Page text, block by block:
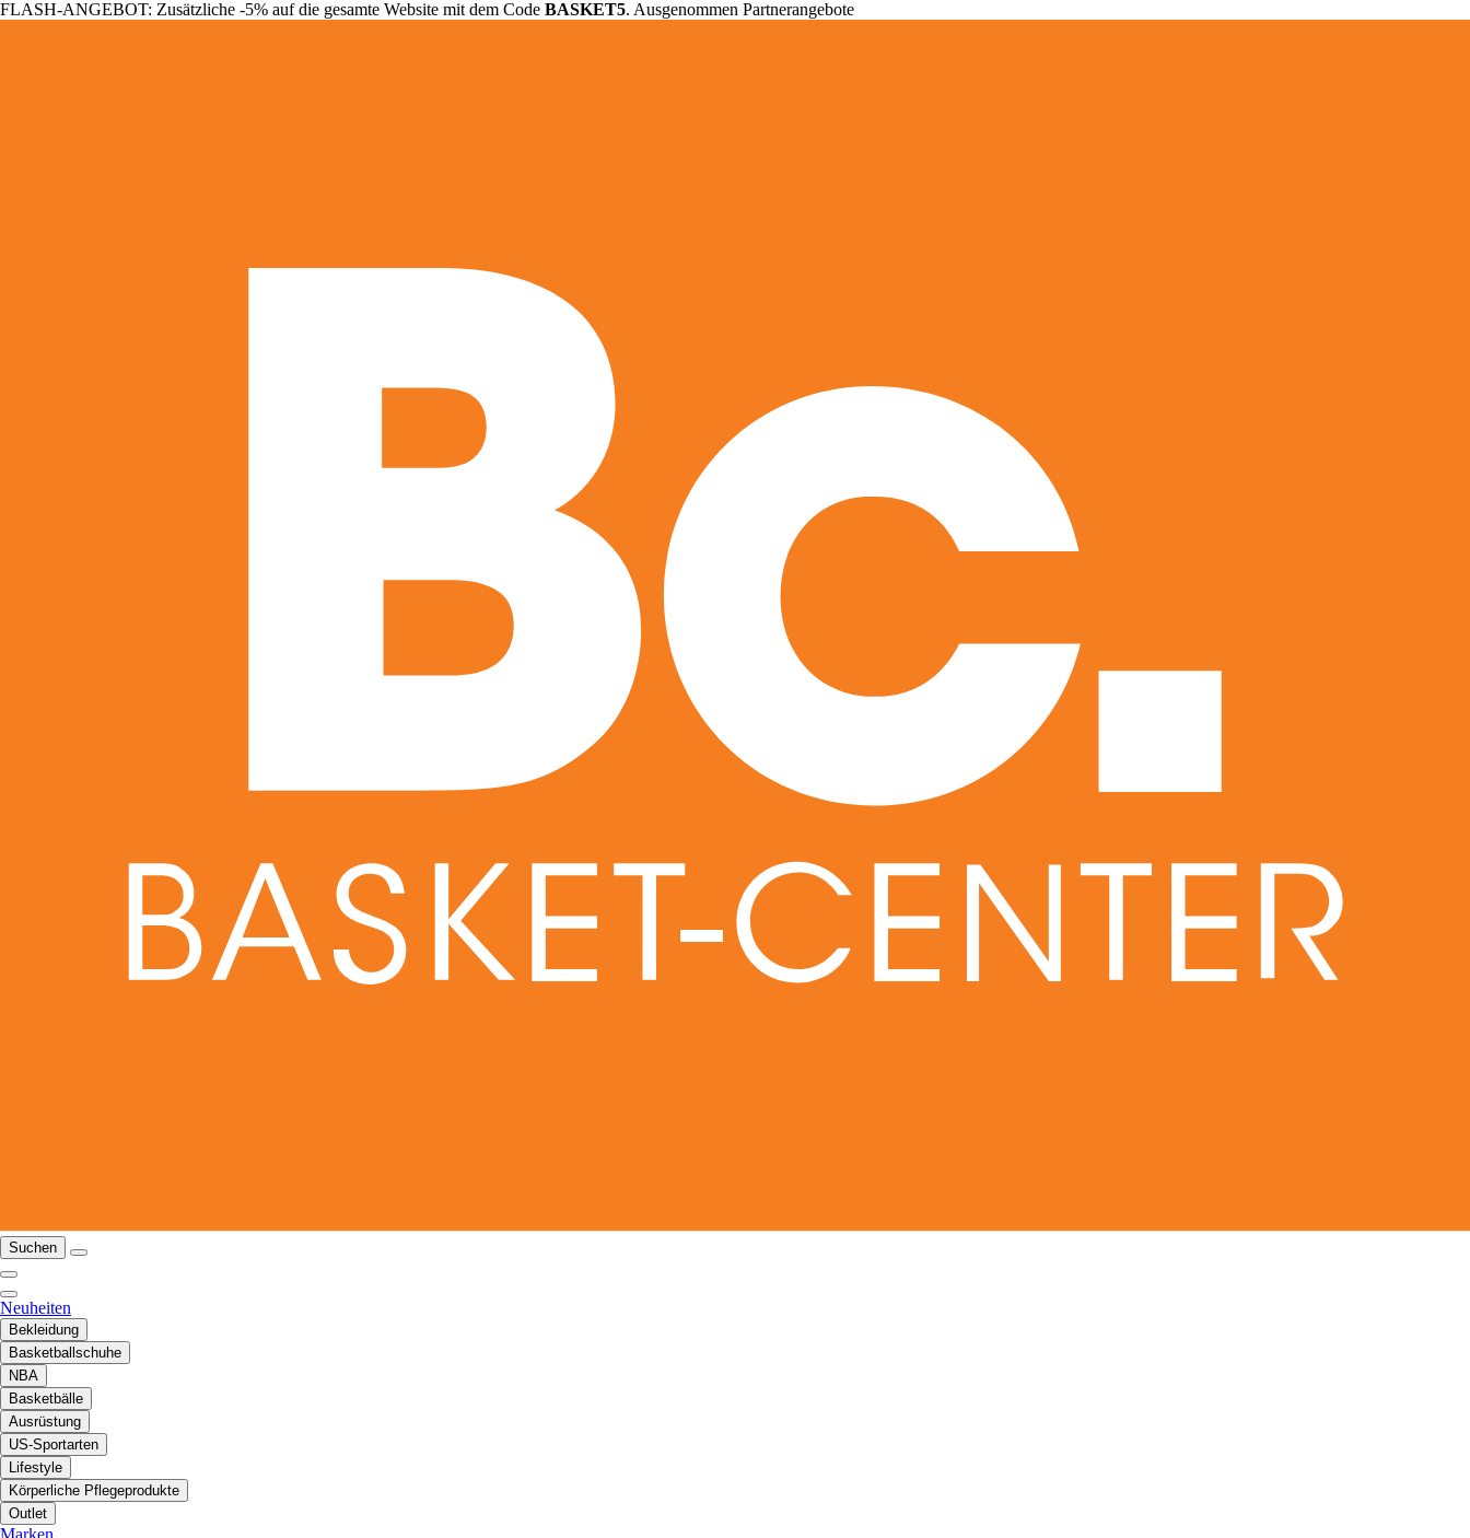
FLASH-ANGEBOT: Zusätzliche -5% auf die gesamte Website mit dem Code BASKET5. Ausgenommen Partnerangebote
Suchen
Neuheiten
Bekleidung
Basketballschuhe
NBA
Basketbälle
Ausrüstung
US-Sportarten
Lifestyle
Körperliche Pflegeprodukte
Outlet